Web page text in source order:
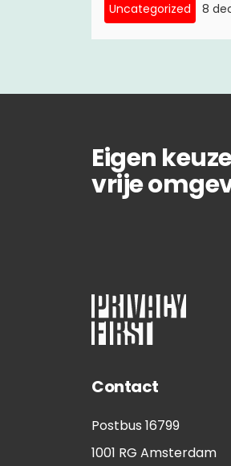
Uncategorized 8
Eigen
vrije
Contact
Postbus 16799
1001 RG Amsterdam